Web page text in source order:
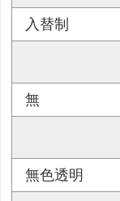
入替制
無
無色透明